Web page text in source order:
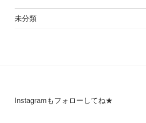
未分類
Instagramもフォローしてね★